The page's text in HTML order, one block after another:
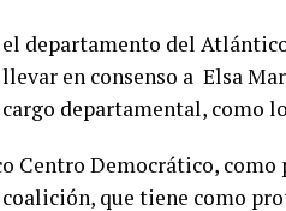
el departamento del
en consenso a Elsa
departamental, como
Centro Democrático, como
que tiene como